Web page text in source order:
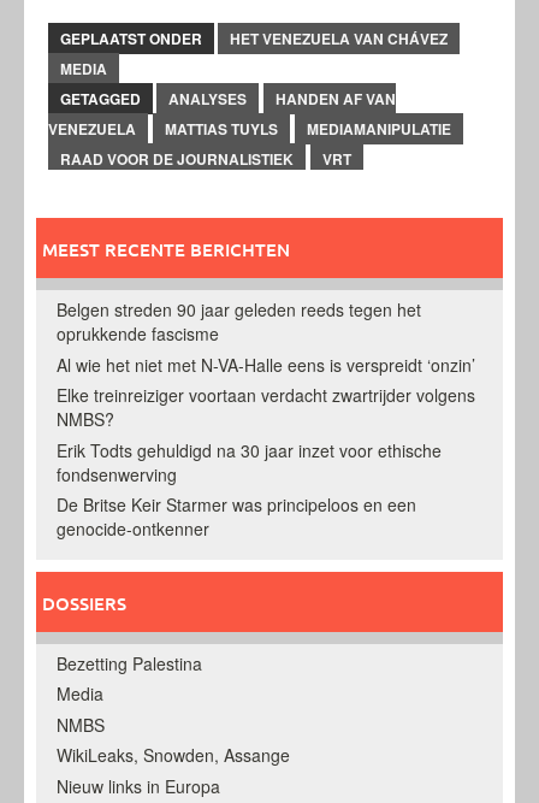
GEPLAATST ONDER
HET VENEZUELA VAN CHÁVEZ
MEDIA
GETAGGED
ANALYSES
HANDEN AF VAN
VENEZUELA
MATTIAS TUYLS
MEDIAMANIPULATIE
RAAD VOOR DE JOURNALISTIEK
VRT
MEEST RECENTE BERICHTEN
Belgen streden 90 jaar geleden reeds tegen het
oprukkende fascisme
Al wie het niet met N-VA-Halle eens is verspreidt ‘onzin’
Elke treinreiziger voortaan verdacht zwartrijder volgens
NMBS?
Erik Todts gehuldigd na 30 jaar inzet voor ethische
fondsenwerving
De Britse Keir Starmer was principeloos en een
genocide-ontkenner
DOSSIERS
Bezetting Palestina
Media
NMBS
WikiLeaks, Snowden, Assange
Nieuw links in Europa